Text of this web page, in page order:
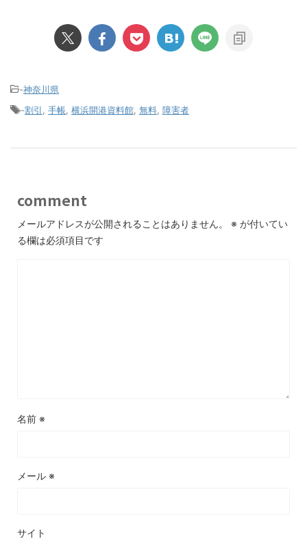
-神奈川県
-割引 手帳 横浜開港資料館 無料 障害者
comment
メールアドレスが公開されることはありません。 ※ が付いてい
る欄は必須項目です
名前 ※
メール ※
サイト